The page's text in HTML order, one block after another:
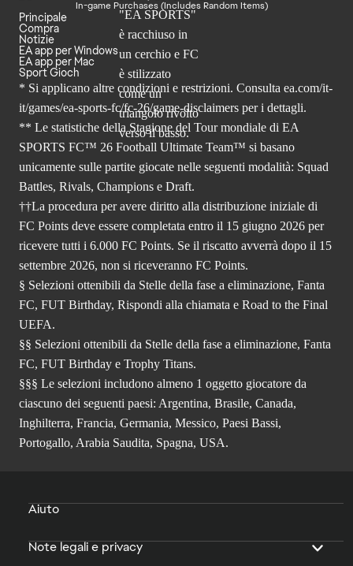
In-game Purchases (Includes Random Items)
Principale
Compra
Notizie
EA app per Windows
EA app per Mac
Sport Gioch
* Si applicano altre condizioni e restrizioni. Consulta ea.com/it-
it/games/ea-sports-fc/fc-26/game-disclaimers per i dettagli.
** Le statistiche della Stagione del Tour mondiale di EA
SPORTS FC™ 26 Football Ultimate Team™ si basano
unicamente sulle partite giocate nelle seguenti modalità: Squad
Battles, Rivals, Champions e Draft.
††La procedura per avere diritto alla distribuzione iniziale di
FC Points deve essere completata entro il 15 giugno 2026 per
ricevere tutti i 6.000 FC Points. Se il riscatto avverrà dopo il 15
settembre 2026, non si riceveranno FC Points.
§ Selezioni ottenibili da Stelle della fase a eliminazione, Fanta
FC, FUT Birthday, Rispondi alla chiamata e Road to the Final
UEFA.
§§ Selezioni ottenibili da Stelle della fase a eliminazione, Fanta
FC, FUT Birthday e Trophy Titans.
§§§ Le selezioni includono almeno 1 oggetto giocatore da
ciascuno dei seguenti paesi: Argentina, Brasile, Canada,
Inghilterra, Francia, Germania, Messico, Paesi Bassi,
Portogallo, Arabia Saudita, Spagna, USA.
Aiuto
Note legali e privacy